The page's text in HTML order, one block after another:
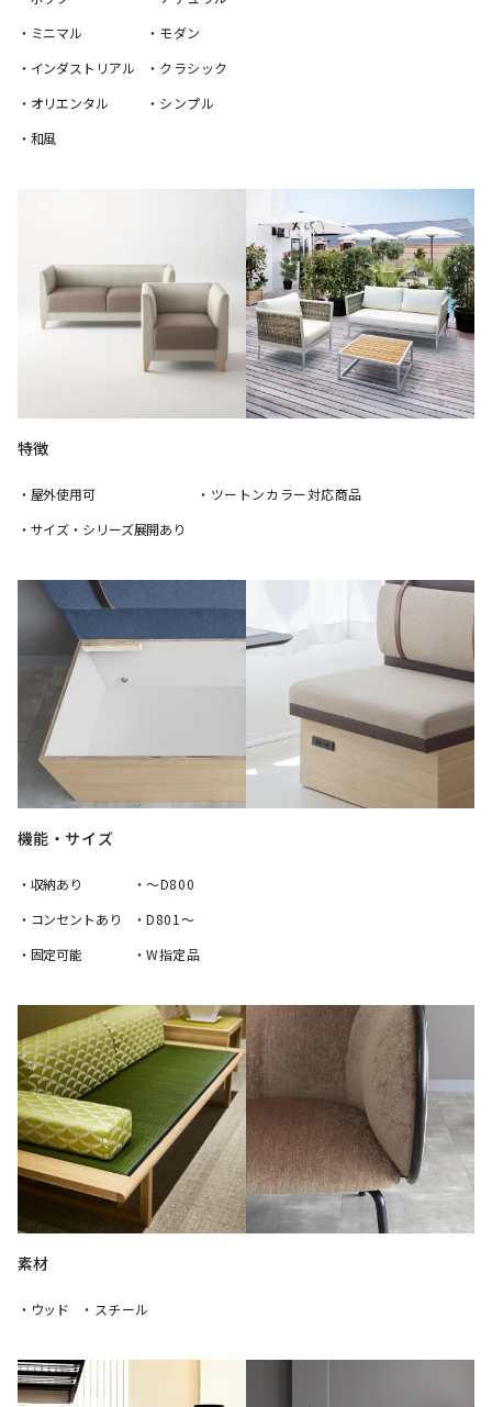
・ミニマル
・インダストリアル
・オリエンタル
・和風
・モダン
・クラシック
・シンプル
特徴
・屋外使用可
・サイズ・シリーズ展開あり
・ツートンカラー対応商品
機能・サイズ
・収納あり
・コンセントあり
・固定可能
・～D800
・D801～
・W指定品
素材
・ウッド ・スチール